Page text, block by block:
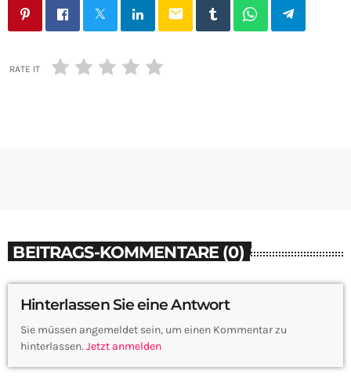
email
RATE IT
BEITRAGS-KOMMENTARE (0)
Hinterlassen Sie eine Antwort
Sie müssen angemeldet sein, um einen Kommentar zu
hinterlassen. Jetzt anmelden